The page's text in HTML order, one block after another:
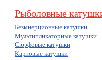
Рыболовные
Безынерционные катушки
Мультипликаторные катушки
Сюрфовые катушки
Карповые катушки